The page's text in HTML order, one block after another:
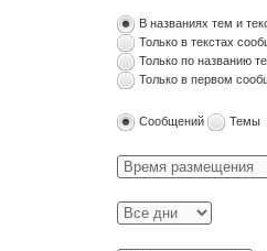
В названиях тем и
Только в текстах
Только по названию
Только в первом
Сообщений Темы